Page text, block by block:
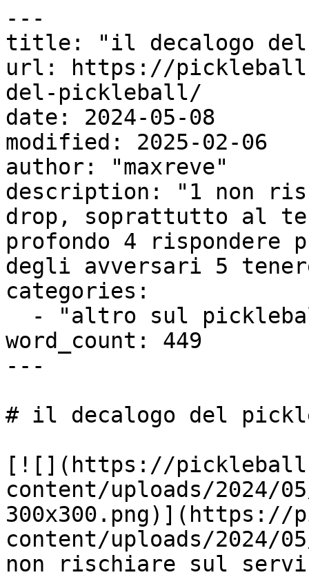
---
title: "il decalogo
url: https://pickleball-
del-pickleball/
date: 2024-05-08
modified: 2025-02-06
author: "maxreve"
description: "1 non
drop, soprattutto al
profondo 4 rispondere
degli avversari 5
categories:
word_count: 449
---
# il decalogo del
[![](https://pickleball-
content/uploads/2024/
300x300.png)](https://
content/uploads/2024/
non rischiare sul